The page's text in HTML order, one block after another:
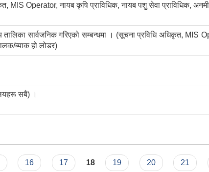
MIS Operator, नायब कृषि प्राविधिक, नायब पशु सेवा प्राविधिक,
तालिका सार्वजनिक गरिएको सम्बन्धमा । (सूचना प्रविधि अधिकृत, MIS
ब्याक हो लोडर)
सबै) ।
16 17 18 19 20 21